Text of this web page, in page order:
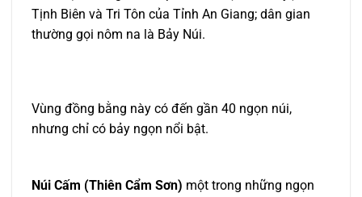
Tịnh Biên và Tri Tôn của Tỉnh An Giang; dân gian
thường gọi nôm na là Bảy Núi.
Vùng đồng bằng này có đến gần 40 ngọn núi,
nhưng chỉ có bảy ngọn nổi bật.
Núi Cấm (Thiên Cẩm Sơn) một trong những ngọn